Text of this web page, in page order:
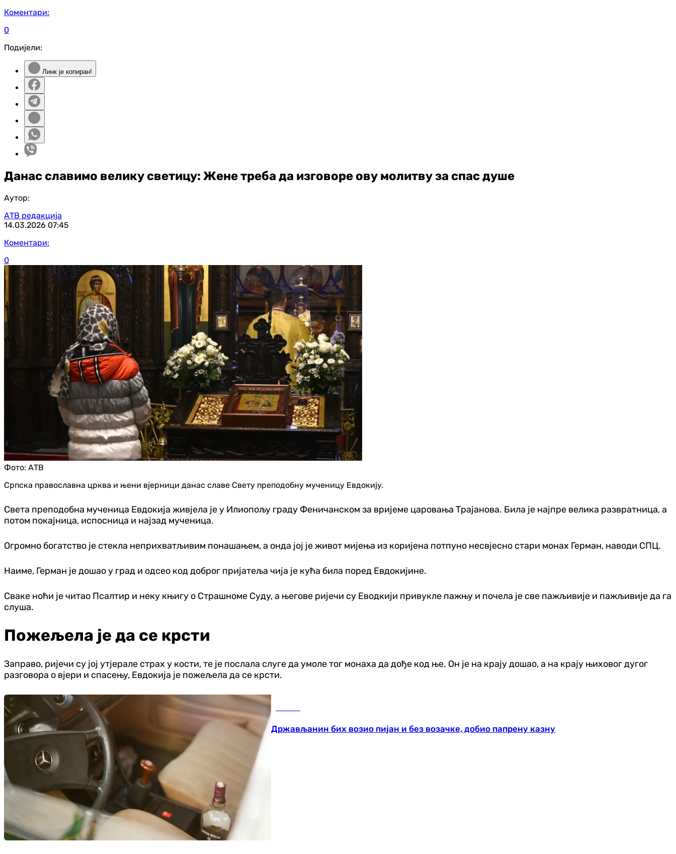
Коментари:
0
Подијели:
Линк је копиран!
Данас славимо велику светицу: Жене треба да изговоре ову молитву за спас душе
Аутор:
АТВ редакција
14.03.2026 07:45
Коментари:
0
Фото: АТВ
Српска православна црква и њени вјерници данас славе Свету преподобну мученицу Евдокију.
Света преподобна мученица Евдокија живјела је у Илиопољу граду Феничанском за вријеме царовања Трајанова. Била је најпре велика развратница, а
потом покајница, испосница и најзад мученица.
Огромно богатство је стекла неприхватљивим понашањем, а онда јој је живот мијења из коријена потпуно несвјесно стари монах Герман, наводи СПЦ.
Наиме, Герман је дошао у град и одсео код доброг пријатеља чија је кућа била поред Евдокијине.
Сваке ноћи је читао Псалтир и неку књигу о Страшноме Суду, а његове ријечи су Еводкији привукле пажњу и почела је све пажљивије и пажљивије да га
слуша.
Пожељела је да се крсти
Заправо, ријечи су јој утјерале страх у кости, те је послала слуге да умоле тог монаха да дође код ње. Он је на крају дошао, а на крају њиховог дугог
разговора о вјери и спасењу, Евдокија је пожељела да се крсти.
Држављанин бих возио пијан и без возачке, добио папрену казну